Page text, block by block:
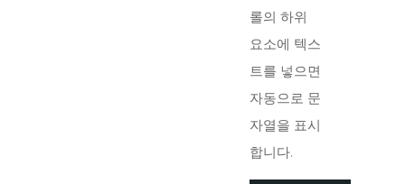
롤의 하위
요소에 텍스
트를 넣으면
자동으로 문
자열을 표시
합니다.